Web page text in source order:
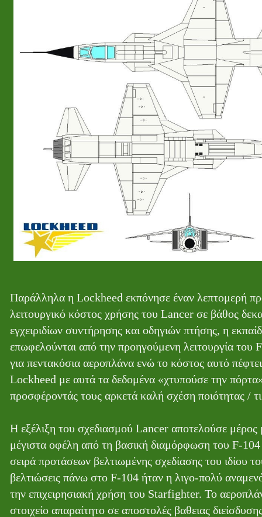
Παράλληλα η Lockheed εκπόνησε έναν λεπτομερή
λειτουργικό κόστος χρήσης του Lancer σε βάθος
εγχειριδίων συντήρησης και οδηγιών πτήσης, η
επωφελούνται από την προηγούμενη λειτουργία του
για πεντακόσια αεροπλάνα ενώ το κόστος αυτό
Lockheed με αυτά τα δεδομένα «χτυπούσε την
προσφέροντάς τους αρκετά καλή σχέση ποιότητας /
Η εξέλιξη του σχεδιασμού Lancer αποτελούσε μέρος
μέγιστα οφέλη από τη βασική διαμόρφωση του F-
σειρά προτάσεων βελτιωμένης σχεδίασης του
βελτιώσεις πάνω στο F-104 ήταν η λιγο-πολύ
την επιχειρησιακή χρήση του Starfighter. Το
στοιχείο απαραίτητο σε αποστολές βαθειας